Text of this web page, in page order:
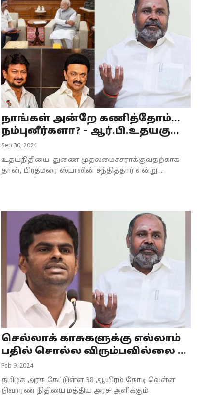
நாங்கள் அன்றே கணித்தோம்...
நம்புனீர்களா? – ஆர்.பி.உதயகு...
Sep 30, 2024
உதயநிதியை துணை முதலமைச்சராக்குவதற்காக
தான், பிரதமரை ஸ்டாலின் சந்தித்தார் என்று ...
செல்லாக் காசுகளுக்கு எல்லாம்
பதில் சொல்ல விரும்பவில்லை ...
Feb 9, 2024
தமிழக அரசு கேட்டுள்ள 38 ஆயிரம் கோடி வெள்ள
நிவாரண நிதியை மத்திய அரசு அளிக்கும்